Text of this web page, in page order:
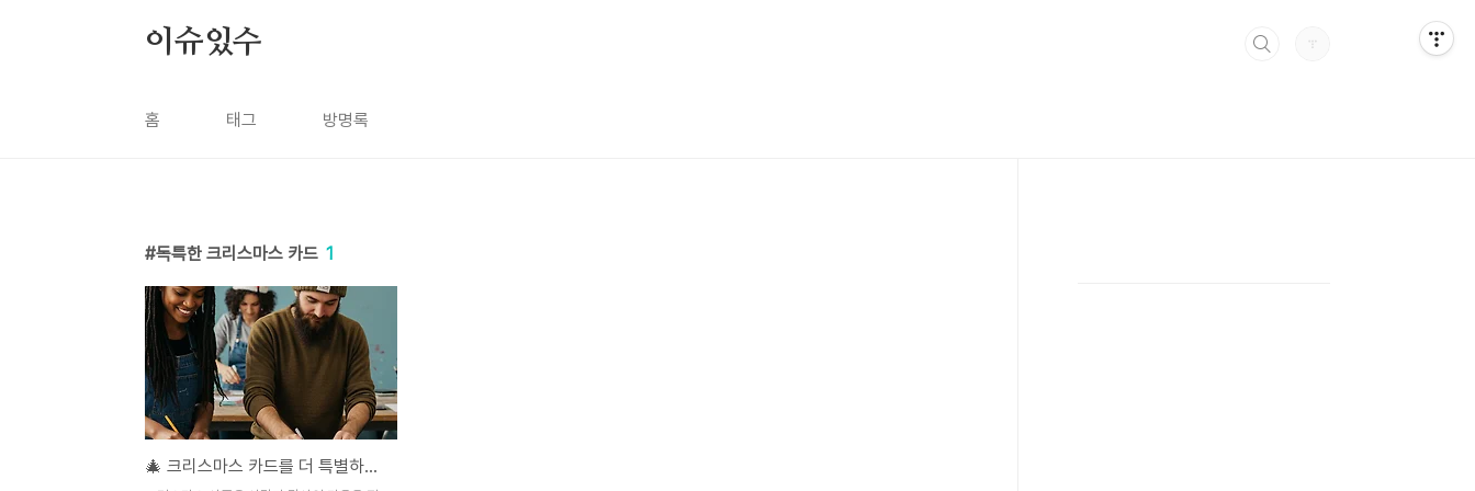
이슈있수
홈 태그 방명록
독특한 크리스마스 카드 1
🎄 크리스마스 카드를 더 특별하게! 보내는 방법과 독특한 아이디어